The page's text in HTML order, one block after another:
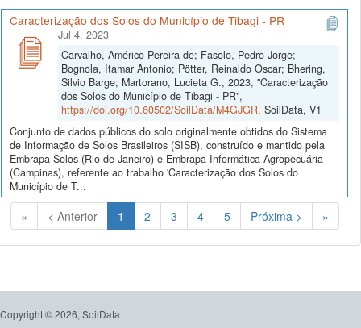
Caracterização dos Solos do Município de Tibagi - PR
Jul 4, 2023
Carvalho, Américo Pereira de; Fasolo, Pedro Jorge;
Bognola, Itamar Antonio; Pötter, Reinaldo Oscar; Bhering,
Silvio Barge; Martorano, Lucieta G., 2023, "Caracterização
dos Solos do Município de Tibagi - PR",
https://doi.org/10.60502/SoilData/M4GJGR, SoilData, V1
Conjunto de dados públicos do solo originalmente obtidos do Sistema
de Informação de Solos Brasileiros (SISB), construído e mantido pela
Embrapa Solos (Rio de Janeiro) e Embrapa Informática Agropecuária
(Campinas), referente ao trabalho 'Caracterização dos Solos do
Município de T...
« < Anterior 1 (Atual)
2 3 4 5 Próxima > »
Copyright © 2026, SoilData